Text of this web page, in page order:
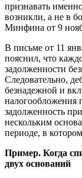
признавать
возникли, а не в
Минфина от 9
В письме от 11
пояснил, что
задолженности
Следовательно,
безнадежной и
налогообложения
задолженность
нескольким
периоде, в
Пример. Когда
двух оснований